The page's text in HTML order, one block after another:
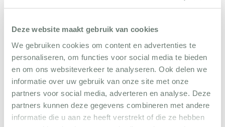
Deze website maakt gebruik van cookies
We gebruiken cookies om content en advertenties te
personaliseren, om functies voor social media te bieden
en om ons websiteverkeer te analyseren. Ook delen we
informatie over uw gebruik van onze site met onze
partners voor social media, adverteren en analyse. Deze
partners kunnen deze gegevens combineren met andere
informatie die u aan ze heeft verstrekt of die ze hebben
sind ebenfalls einen Besuch wert. Ein Besuch in
Monaco ist ebenfalls möglich, ca. 30 Autominuten
ist 20 Minuten mit dem Auto entfernt. Auch
Antibes mit seinem charmanten Hafen und den
schönen Stränden sollte man nicht verpassen. St.
Paul de Vence ist 15 Minuten vom Flughafen Nizza
entfernt. Ein vielseitiges Umfeld, voller Luxus, Ruhe,